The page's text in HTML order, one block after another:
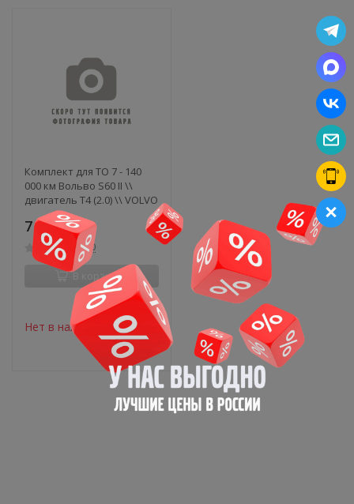
Комплект для ТО 7 - 140
000 км Вольво S60 II \\
двигатель T4 (2.0) \\ VOLVO
(Original) (1)
7 272₽
0
В корзину
Нет в наличии